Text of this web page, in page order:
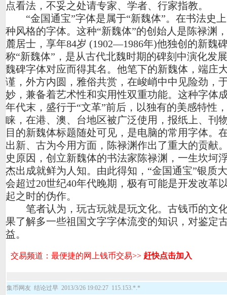
点看法，不妥之处请专家、学者、行家指教。
“金国通宝”字体是属于“新魏体”。在书法史
种风格的字体。这种“新魏体”的创始人是陈禄渊
麓居士，享年84岁 (1902—1986年)他独创的新魏
称“新魏体”，是从古代北魏时期的碑刻中演化发
魏碑字体对应而得其名。他笔下的新魏体，端庄
谨，外方内圆，雅俗共赏，在峻峭中中见险劲，
妙，兼备着艺术性和实用性双重功能。这种字体
年代末，盛行于“文革”前后，以独有的美感特性
睐，在港、澳、台地区被广泛使用，报纸上、刊
目的新魏体标题随处可见，是电脑的常用字体。
出新、古为今用方面，陈禄渊作出了重大的贡献
史原因，创立新魏体的书法家陈禄渊，一生坎坷
杰出成就鲜为人知。由此得知，“金国通宝”银质
会超过20世纪40年代晚期，极有可能是开发改革
起之时的伪作。
笔者认为，玩古玩就是玩文化。古钱币的文
果了解多一些祖国文字字体流变的知识，对鉴定
益。
集币网友 结论过早 2013/3/26 19:02:27 115.153.*.*